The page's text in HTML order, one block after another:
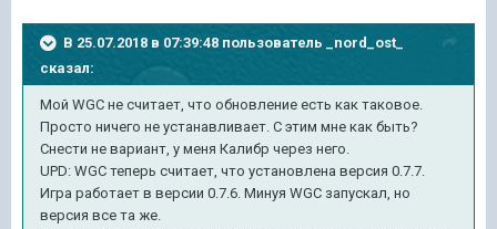
В 25.07.2018 в 07:39:48 пользователь
_nord_ost_
сказал:
Мой WGC не считает, что обновление есть как таковое.
Просто ничего не устанавливает. С этим мне как быть?
Снести не вариант, у меня Калибр через него.
UPD: WGC теперь считает, что установлена версия 0.7.7.
Игра работает в версии 0.7.6. Минуя WGC запускал, но
версия все та же.